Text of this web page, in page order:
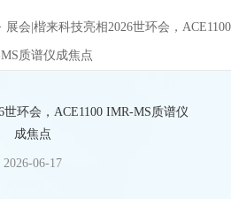
展会|楷来科技亮相2026世环会，ACE1100
质谱仪成焦点
世环会，ACE1100 IMR-MS质谱仪
成焦点
2026-06-17